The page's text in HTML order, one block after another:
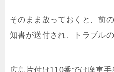
そのまま放っておくと、前
知書が送付され、トラブル
広島片付け110番では廃車